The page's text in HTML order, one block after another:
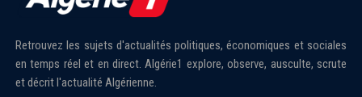
Retrouvez les sujets d'actualités politiques, économiques et sociales
en temps réel et en direct. Algérie1 explore, observe, ausculte, scrute
et décrit l'actualité Algérienne.